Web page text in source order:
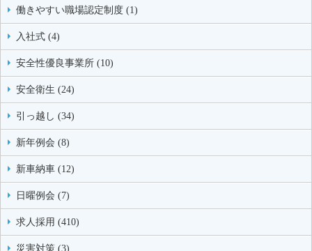
働きやすい職場認定制度 (1)
入社式 (4)
安全性優良事業所 (10)
安全衛生 (24)
引っ越し (34)
新年例会 (8)
新車納車 (12)
日曜例会 (7)
求人採用 (410)
災害対策 (3)